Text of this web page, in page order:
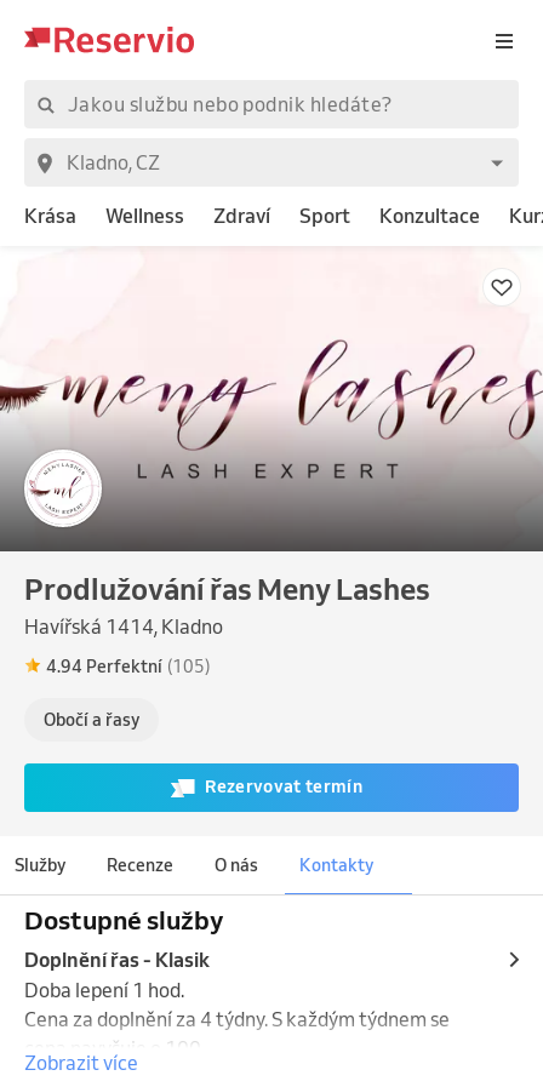
Krása Wellness Zdraví Sport Konzultace
Prodlužování řas Meny Lashes
Havířská 1414, Kladno
4.94 Perfektní (105)
Obočí a řasy
Rezervovat termín
Služby Recenze O nás Kontakty
Dostupné služby
Doplnění řas - Klasik
Doba lepení 1 hod.
Cena za doplnění za 4 týdny. S každým týdnem se
cena navyšuje o 100,-
Zobrazit více